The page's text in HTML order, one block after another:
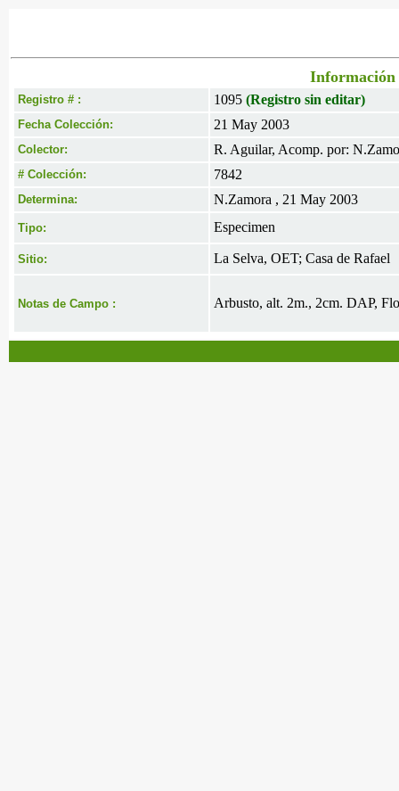
Información
Registro # : 1095 (Registro sin editar)
Fecha Colección: 21 May 2003
Colector: R. Aguilar, Acomp. por:
# Colección: 7842
Determina: N.Zamora , 21 May 2003
Tipo: Especimen
Sitio: La Selva, OET; Casa de Rafael
Notas de Campo : Arbusto, alt. 2m., 2cm. DAP,